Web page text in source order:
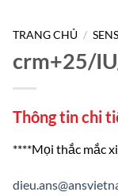
TRANG CHỦ /
crm+25/
Thông tin chi
****Mọi thắc mắc